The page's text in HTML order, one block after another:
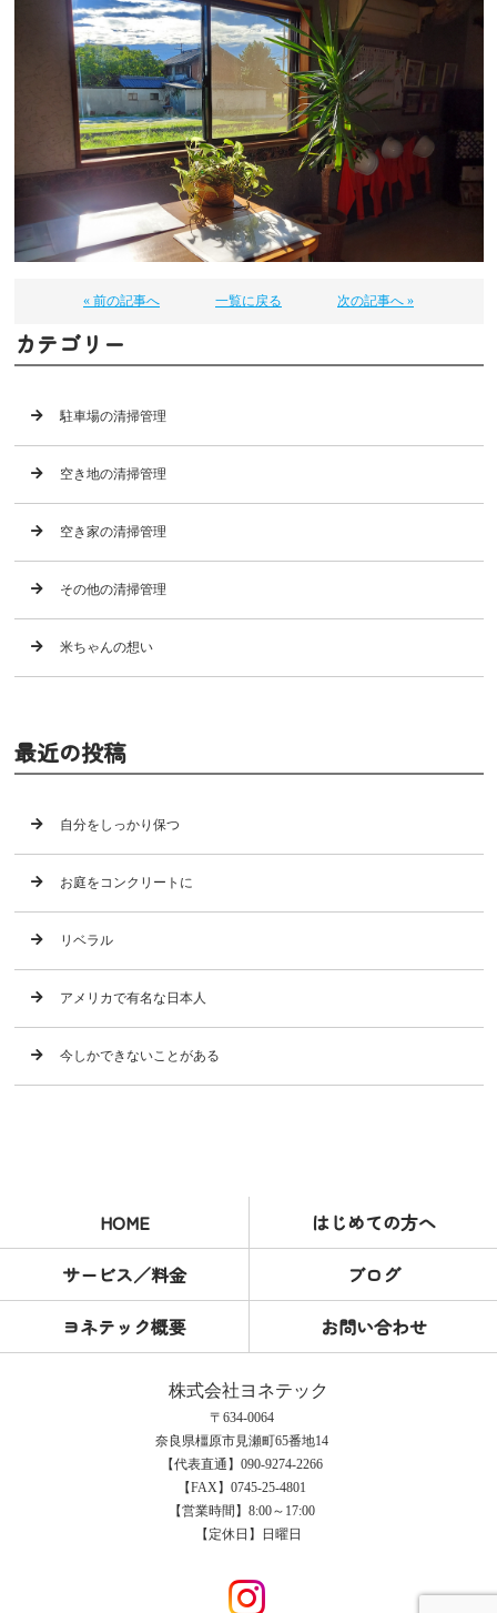
« 前の記事へ 一覧に戻る 次の記事へ »
カテゴリー
駐車場の清掃管理
空き地の清掃管理
空き家の清掃管理
その他の清掃管理
米ちゃんの想い
最近の投稿
自分をしっかり保つ
お庭をコンクリートに
リベラル
アメリカで有名な日本人
今しかできないことがある
HOME
はじめての方へ
サービス／料金
ブログ
ヨネテック概要
お問い合わせ
株式会社ヨネテック
〒634-0064
奈良県橿原市見瀬町65番地14
【代表直通】090-9274-2266
【FAX】0745-25-4801
【営業時間】8:00～17:00
【定休日】日曜日